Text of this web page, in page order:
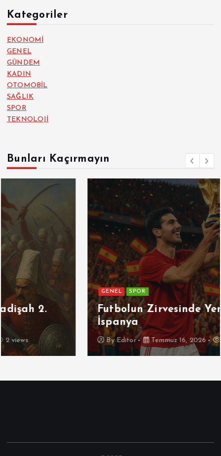
Kategoriler
EKONOMİ
GENEL
GÜNDEM
KADIN
OTOMOBİL
SAĞLIK
SPOR
TEKNOLOJİ
Bunları Kaçırmayın
GENEL
Futbolun Zirvesinde Yeniden
İspanya
By Editor Temmuz 16, 2026 3 views